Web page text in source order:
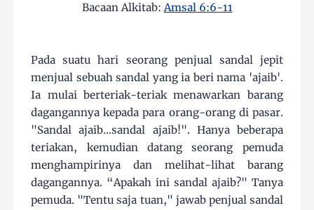
Bacaan Alkitab:Amsal 6:6-11
Pada suatu hari seorang penjual sandal jepit
menjual sebuah sandal yang ia beri nama 'ajaib'.
Ia mulai berteriak-teriak menawarkan barang
dagangannya kepada para orang-orang di pasar.
"Sandal ajaib...sandal ajaib!". Hanya beberapa
teriakan, kemudian datang seorang pemuda
menghampirinya dan melihat-lihat barang
dagangannya. “Apakah ini sandal ajaib?" Tanya
pemuda. "Tentu saja tuan," jawab penjual sandal